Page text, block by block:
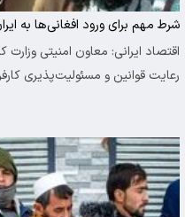
شرط مهم برای ورود افغانی‌ها به
اقتصاد ایرانی: معاون امنیتی وزارت
رعایت قوانین و مسئولیت‌پذیری